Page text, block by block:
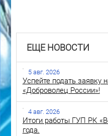
ЕЩЕ НОВОСТИ
5 авг. 2026
Успейте подать заявку
«Доброволец России»!
4 авг. 2026
Итоги работы ГУП РК
года.